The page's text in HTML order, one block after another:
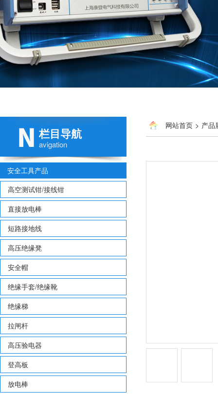
栏目导航
avigation
安全工具产品
高空测试钳/接线钳
直接放电棒
短路接地线
高压绝缘凳
安全帽
绝缘手套/绝缘靴
绝缘梯
拉闸杆
高压验电器
登高板
放电棒
网站首页 > 产品